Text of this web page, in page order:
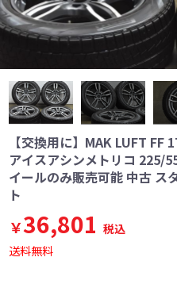
【交換用に】MAK LUFT FF
アイスアシンメトリコ 225/
イールのみ販売可能 中古 ス
ト
￥36,801 税込
送料無料